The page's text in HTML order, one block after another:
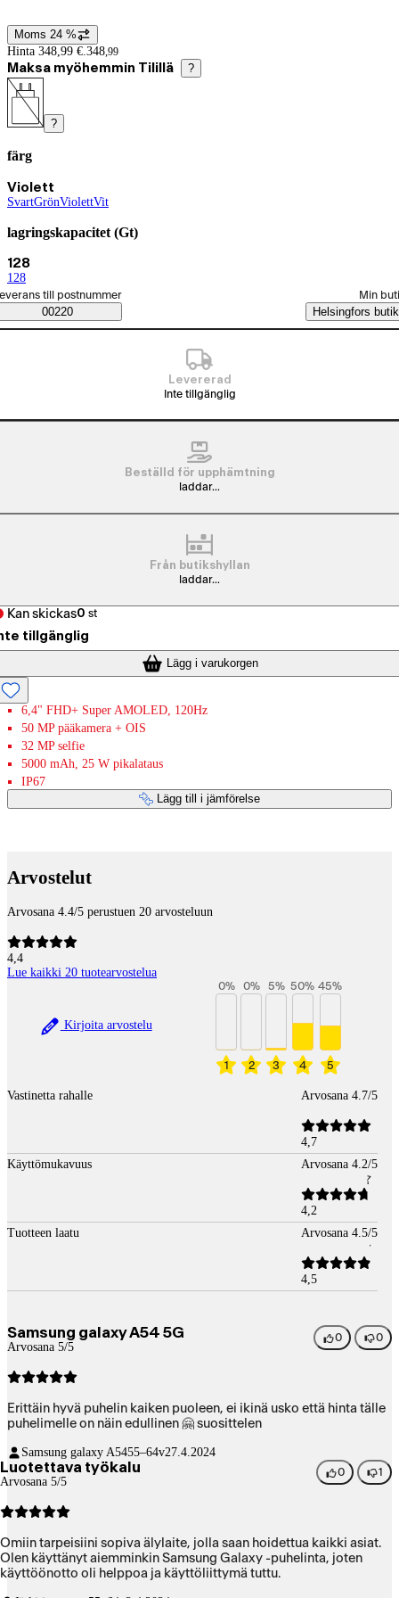
Prisinformation
Moms 24 %
Hinta 348,99 €. 348,99
Maksa myöhemmin Tilillä ?
?
färg
Nuvarande val Violett
Violett
Svart(färg)
Grön(färg)
Violett(färg
Vit
lagringskapacitet (Gt)
Nuvarande val 128
128
128
Saatavuustiedot
beställningssätt
till postnummer
00220
Min
Helsingfors butik
Levererad
Inte tillgänglig
Beställd för upphämtning
laddar...
Från butikshyllan
laddar...
Kan skickas0 st
tillgänglig
Lägg i varukorgen
6,4" FHD+ Super AMOLED, 120Hz
50 MP pääkamera + OIS
32 MP selfie
5000 mAh, 25 W pikalataus
IP67
Lägg till i jämförelse
Arvostelut
Arvosana 4.4/5 perustuen 20 arvosteluun
4,4
Lue kaikki 20 tuotearvostelua
Kirjoita arvostelu
1
0%
2
0%
3
5%
4
50%
5
45%
Vastinetta rahalle Arvosana 4.7/5
4,7
Käyttömukavuus
Arvosana 4.2/5
4,2
Tuotteen laatu
Arvosana 4.5/5
4,5
Samsung galaxy A54 5G
Arvosana 5/5
0 0
Erittäin hyvä puhelin kaiken puoleen, ei ikinä usko että hinta tälle
puhelimelle on näin edullinen 🤗 suosittelen
Samsung galaxy A5455–64v27.4.2024
Luotettava työkalu
Arvosana 5/5
0 1
Omiin tarpeisiini sopiva älylaite, jolla saan hoidettua kaikki asiat.
Olen käyttänyt aiemminkin Samsung Galaxy -puhelinta, joten
käyttöönotto oli helppoa ja käyttöliittymä tuttu.